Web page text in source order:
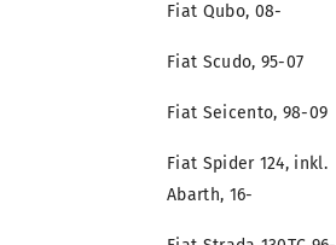
Fiat Qubo, 08-
Fiat Scudo, 95-07
Fiat Seicento, 98-09
Fiat Spider 124, inkl.
Abarth, 16-